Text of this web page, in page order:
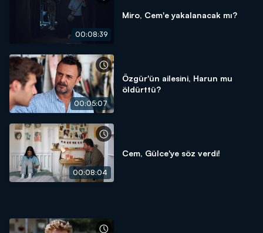
00:08:39
Miro, Cem'e yakalanacak mı?
00:05:07
Özgür'ün ailesini, Harun mu
öldürttü?
00:08:04
Cem, Gülce'ye söz verdi!